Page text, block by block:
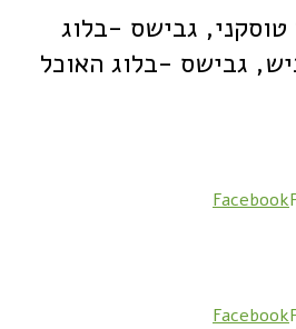
טוסקני, גבישס -בלוג
גבישס -בלוג האוכל
Facebook
Facebook